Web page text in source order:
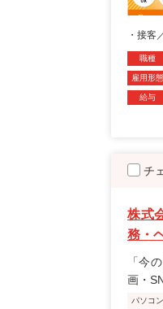
・接客
職種
雇用形態
給与
チ
株式
務・
「今
画・
パソコ